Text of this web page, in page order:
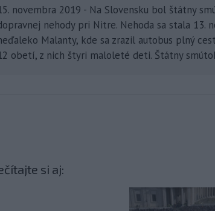
novembra 2019 - Na Slovensku bol štátny
nehody pri Nitre. Nehoda sa stala 13.
Malanty, kde sa zrazil autobus plný
obetí, z nich štyri maloleté deti. Štátny
si aj: